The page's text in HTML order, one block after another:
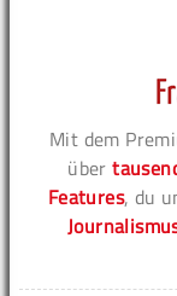
Mit dem
über
Features, du